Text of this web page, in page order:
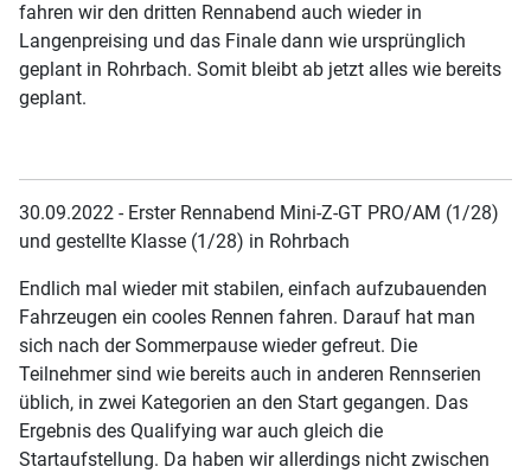
fahren wir den dritten Rennabend auch wieder in
Langenpreising und das Finale dann wie ursprünglich
geplant in Rohrbach. Somit bleibt ab jetzt alles wie bereits
geplant.
30.09.2022 - Erster Rennabend Mini-Z-GT PRO/AM (1/28)
und gestellte Klasse (1/28) in Rohrbach
Endlich mal wieder mit stabilen, einfach aufzubauenden
Fahrzeugen ein cooles Rennen fahren. Darauf hat man
sich nach der Sommerpause wieder gefreut. Die
Teilnehmer sind wie bereits auch in anderen Rennserien
üblich, in zwei Kategorien an den Start gegangen. Das
Ergebnis des Qualifying war auch gleich die
Startaufstellung. Da haben wir allerdings nicht zwischen